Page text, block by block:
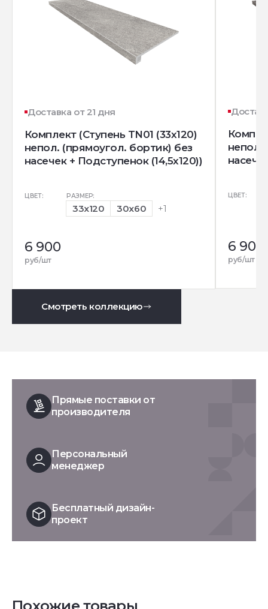
Доставка от 21 дня
Комплект (Ступень TN01 (33x120)
непол. (прямоугол. бортик) без
насечек + Подступенок (14,5x120))
ЦВЕТ: РАЗМЕР:
33x120 30x60 +1
6 900
руб/шт
непол.
ЦВЕТ:
6 900
руб/шт
Смотреть коллекцию
Прямые поставки от
производителя
Персональный
менеджер
Бесплатный дизайн-
проект
Похожие товары